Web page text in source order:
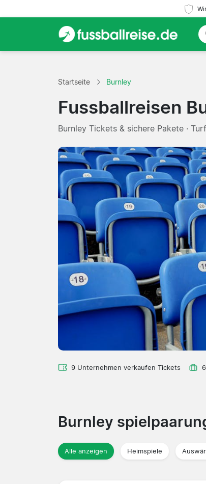
Startseite Burnley
Fussballreisen
Burnley Tickets & sichere Pakete ·
9 Unternehmen verkaufen Tickets
Burnley
Alle anzeigen Heimspiele